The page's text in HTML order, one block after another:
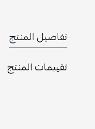
تفاصيل المنتج
تقييمات المنتج